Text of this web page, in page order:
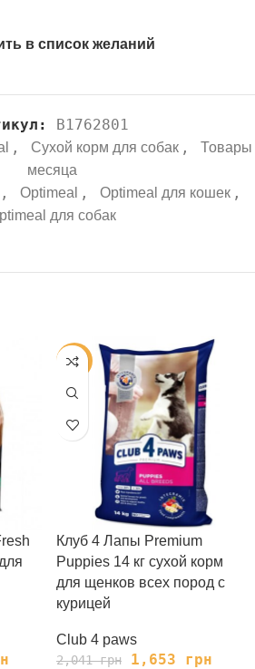
в список желаний
B1762801
, Сухой корм для собак ,
Товары
месяца
, Optimeal , Optimeal для кошек ,
для собак
-19%
Клуб 4 Лапы Premium
Puppies 14 кг сухой корм
для щенков всех пород с
курицей
Club 4 paws
2,041грн 1,653 грн